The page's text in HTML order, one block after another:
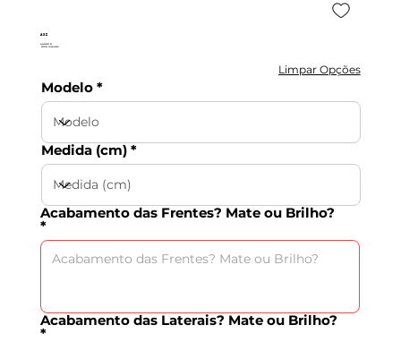
AXZ
442,80 €
c/IVA incluído
Limpar Opções
Modelo
Medida (cm)
Acabamento das Frentes? Mate ou Brilho?
Acabamento das Laterais? Mate ou Brilho?